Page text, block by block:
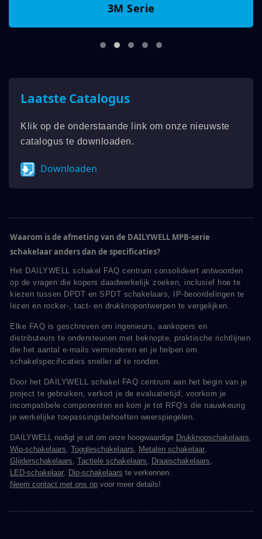
3M Serie
Laatste Catalogus
Klik op de onderstaande link om onze nieuwste
catalogus te downloaden.
Downloaden
Waarom is de afmeting van de DAILYWELL MPB-serie
schakelaar anders dan de specificaties?
Het DAILYWELL schakel FAQ centrum consolideert antwoorden
op de vragen die kopers daadwerkelijk zoeken, inclusief hoe te
kiezen tussen DPDT en SPDT schakelaars, IP-beoordelingen te
lezen en rocker-, tact- en drukknopontwerpen te vergelijken.
Elke FAQ is geschreven om ingenieurs, aankopers en
distributeurs te ondersteunen met beknopte, praktische richtlijnen
die het aantal e-mails verminderen en je helpen om
schakelspecificaties sneller af te ronden.
Door het DAILYWELL schakel FAQ centrum aan het begin van je
project te gebruiken, verkort je de evaluatietijd, voorkom je
incompatibele componenten en kom je tot RFQ's die nauwkeurig
je werkelijke toepassingsbehoeften weerspiegelen.
DAILYWELL nodigt je uit om onze hoogwaardige Drukknopschakelaars,
Wip-schakelaars, Toggleschakelaars, Metalen schakelaar,
Glijderschakelaars, Tactiele schakelaars, Draaischakelaars,
LED-schakelaar, Dip-schakelaars te verkennen.
Neem contact met ons op voor meer details!